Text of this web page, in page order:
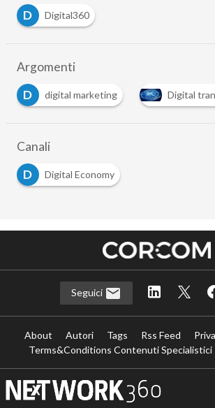
D
Digital360
Argomenti
Digital transformation M
Canali
D
Digital Economy
Seguici
About Autori Tags Rss Feed
Terms&Conditions Contenuti Specialistici